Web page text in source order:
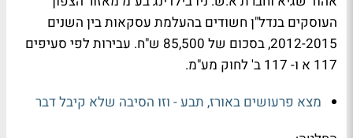
העוסקים בנדל"ן חשודים בהעלמת עסקאות בין השנים
2012-2015, בסכום של 85,500 ש"ח. עבירות לפי סעיפים
117 א ו- 117 ב' לחוק מע"מ.
מצא פרעושים באורז, תבע - וזו הסיבה שלא קיבל דבר